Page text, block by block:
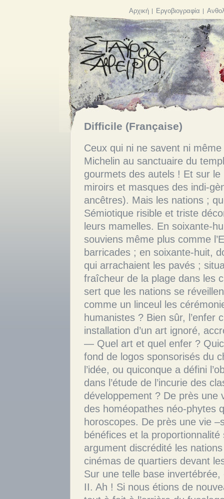
Αρχική Εργοβιογραφία
Difficile (Française)
Ceux qui ni ne savent ni même ne demandent I. Combien d’étoiles Michelin au sanctuaire du temple ! Combien de delicatessen pour les gourmets des autels ! Et sur le parvis les marchands (perles et petits miroirs et masques des indi-gènes et mains plongées dans les ancêtres). Mais les nations ; quel récit ennuyeux les nations ! Sémiotique risible et triste déconstruction de mammifères qui cachent leurs mamelles. En soixante-huit (au vingtième siècle) –tu ne te souviens même plus comme l’Europe craquait, saignant sur les barricades ; en soixante-huit, donc, les rues appartenaient à tous ceux qui arrachaient les pavés ; situationnistes et enragés, et tout autour la fraîcheur de la plage dans les ca-niveaux. Mais les nations ; à quoi cela sert que les nations se réveillent mortes, déroulant derrière elles comme un linceul les cérémonies commémoratives des néo-humanistes ? Bien sûr, l’enfer c’est l’enfer des autres : la plus ancienne installation d’un art ignoré, accroché aux flancs de l’expressionnisme. ― Quel art et quel enfer ? Quiconque a refusé de s’immortaliser sur fond de logos sponsorisés du chaos, estimant que la technique abolit l’idée, ou quiconque a défini l’obscur comme développement du clair dans l’étude de l’incurie des classes sociales ; ― Quel chaos et quel développement ? De près une vie gaspillée dans des colloques avec des homéopathes néo-phytes qui lancent droit sur toi leurs horoscopes. De près une vie –sans compter la nécessité, les petits bénéfices et la proportionnalité succincte. Les nations cependant ; quel argument discrédité les nations ! Sentimentalité et sanglots dans les cinémas de quartiers devant les films série B. C’est pourquoi je te dis : Sur une telle base invertébrée, essaie donc d’ériger la superstructure. II. Ah ! Si nous étions de nouveau toi et moi, en classe économique tout à fait à l’arrière du fuselage. Le Mont Blanc, trente-quatre mille pieds d’altitude ; direction : Paris. Les Nénuphars (Monet) dans les salles de l’Orangerie ; quelques danseuses de Degas sans doute à Orsay. Pour le reste des coquillages partout et des artistes du métro –des colonies. Tantôt la pluie, tantôt le soleil, tantôt l’humidité ; Avril. L’après-midi : ici se trouvait la Bastille ; le Jardin du Luxembourg ; le soir déjà à Montmartre : le Sacré-Cœur fermé aux fidèles mais pas le Moulin Rouge –aux touristes. Un peu plus haut nos portraits en plein air –caricatures aux crayons de cou-leur. Une révolution –qui a commencé sûrement bien avant la fin des tyrans– frotte ses mousses moisies sur nos jambes. Nous marchons inlassablement dans des rues sales, ouvrant et fermant sans arrêt le plan avec les itinéraires indiqués de nos idées. Nous sommes ici, dans un ici qui se dépose partout comme de l’humidité, portés aux tasses de café bavardes, commentant les styles gothiques qui débordent des consciences pleines à ras-bord. Monsieur Sartre, par exemple : débordant d’existentialisme et ex officio charitable aux vulves. Malgré cela : d’abord quelque chose de léger aux Deux Magots et ensuite « Huis Clos » –ne serait-ce que par désespoir. Un peu de prudence avant l’accomplissement, mais surtout : inversion de la hauteur close. ― Combien de pourriture il y a dans la chambre ! Quel fossé entre l’Être et son affirmation ! Cependant, Marcellus, un nouveau fantôme erre sur le plafond à deux lits comme une fumée, sans que les moyens contre l’incendie soient activés. ― La Constitution, citoyens non-fumeurs : couture jésuitique sur un habit décousu. La Constitution, qui veille comme un gardien de la bête ; parce qu’il faut que nous gardions la bête vivante –au moins cela. Hélas ! Dans toute une génération d’exécuteurs le seul Saint-Just a compris ce que veut dire en vérité La Raison. III. Ce qui constitue une république, c’est la destruction totale de ce qui lui est opposé. Vous avez à punir non seulement les traîtres, mais les indifférents même. Louis Antoine Léon de Saint-Just Non que, si on regarde autour de soi, on ne puisse peut-être constater que tous les mots ne sont des pièces de la même machine ; si on en laisse quelques-uns chasser tout seuls, ils sont capables de faire sortir la bête de son trou. Comme alors, en ce temps-là, avant que rappliquent les autres idéaux –quand seulement des anges faisaient tourner la roue–, c’était les mots qui reformulaient les périls dans leurs battements d’ailes. (Saint-Just sort devant le manteau d’Arlequin, tenant sa tête coupée) : « Ceux qui